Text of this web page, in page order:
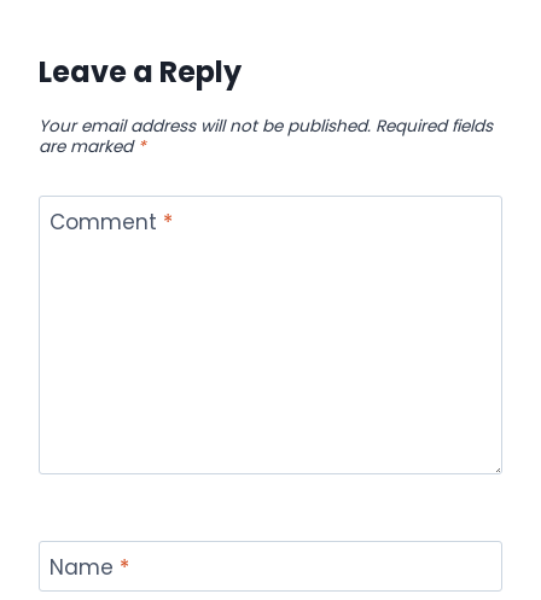
Leave a Reply
Your email address will not be published. Required fields
are marked *
Comment *
Name *